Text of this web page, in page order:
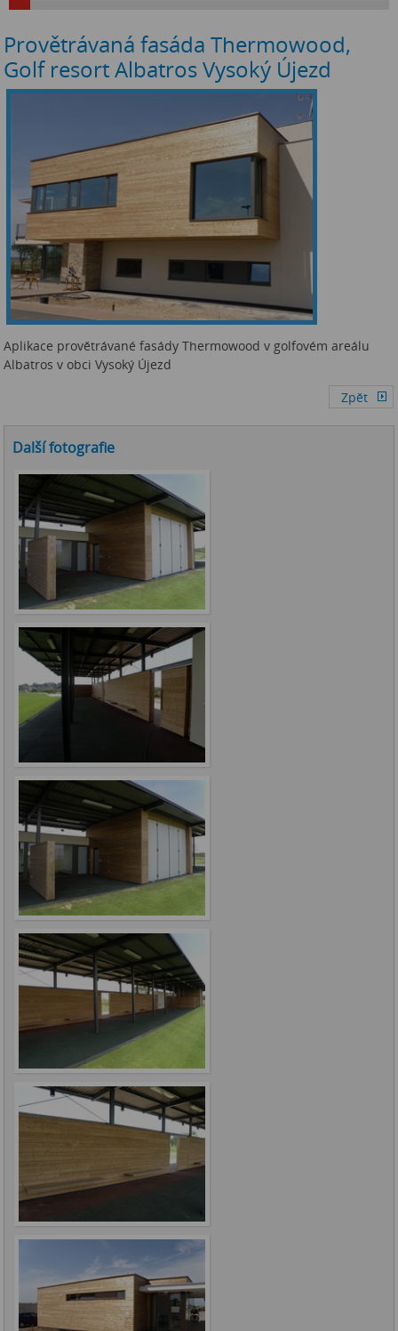
Provětrávaná fasáda Thermowood,
Golf resort Albatros Vysoký Újezd
Aplikace provětrávané fasády Thermowood v golfovém areálu
Albatros v obci Vysoký Újezd
Další fotografie